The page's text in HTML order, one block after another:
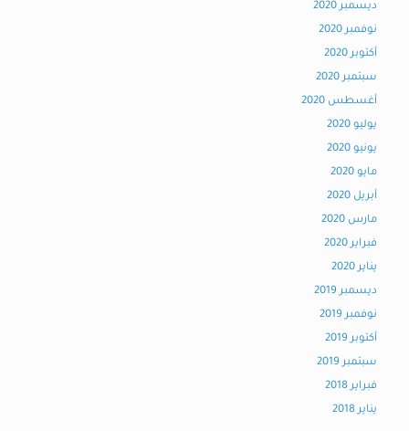
ديسمبر 2020
نوفمبر 2020
أكتوبر 2020
سبتمبر 2020
أغسطس 2020
يوليو 2020
يونيو 2020
مايو 2020
أبريل 2020
مارس 2020
فبراير 2020
يناير 2020
ديسمبر 2019
نوفمبر 2019
أكتوبر 2019
سبتمبر 2019
فبراير 2018
يناير 2018